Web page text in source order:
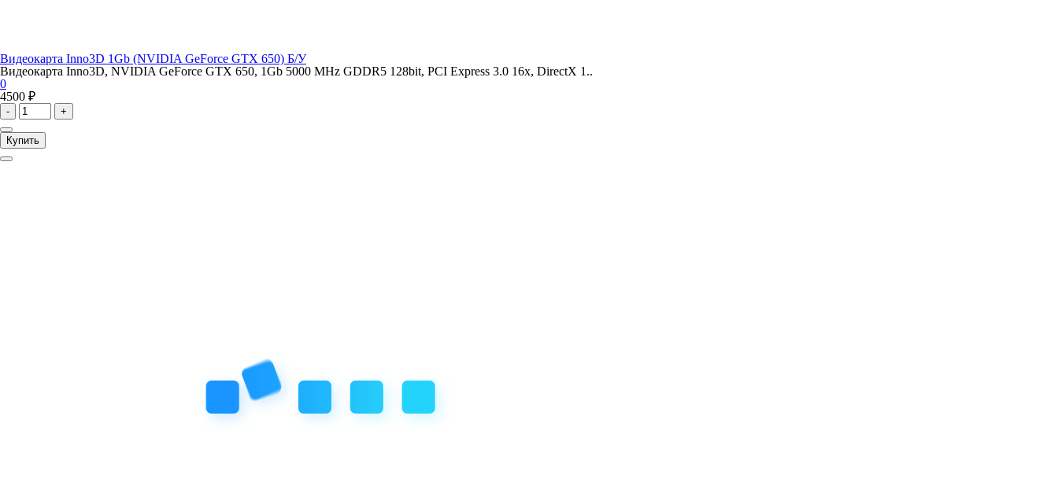
Видеокарта Inno3D 1Gb (NVIDIA GeForce GTX 650) Б/У
Видеокарта Inno3D, NVIDIA GeForce GTX 650, 1Gb 5000 MHz GDDR5 128bit, PCI Express 3.0 16x, DirectX 1..
0
4500 ₽
- +
Купить